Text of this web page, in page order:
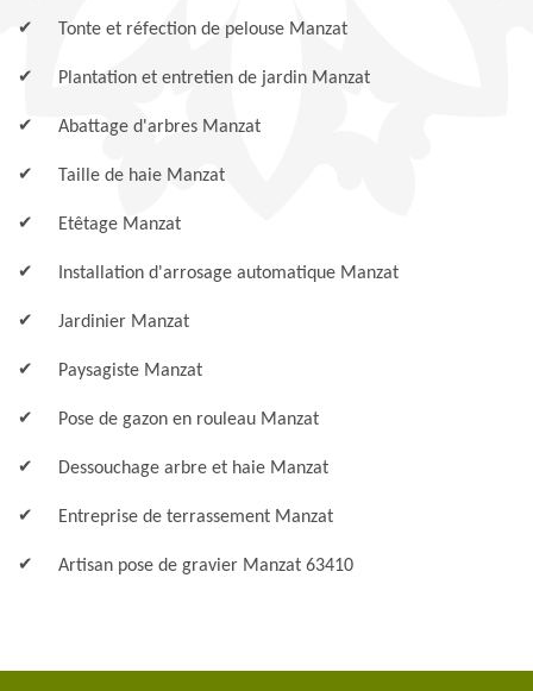
Tonte et réfection de pelouse Manzat
Plantation et entretien de jardin Manzat
Abattage d'arbres Manzat
Taille de haie Manzat
Etêtage Manzat
Installation d'arrosage automatique Manzat
Jardinier Manzat
Paysagiste Manzat
Pose de gazon en rouleau Manzat
Dessouchage arbre et haie Manzat
Entreprise de terrassement Manzat
Artisan pose de gravier Manzat 63410